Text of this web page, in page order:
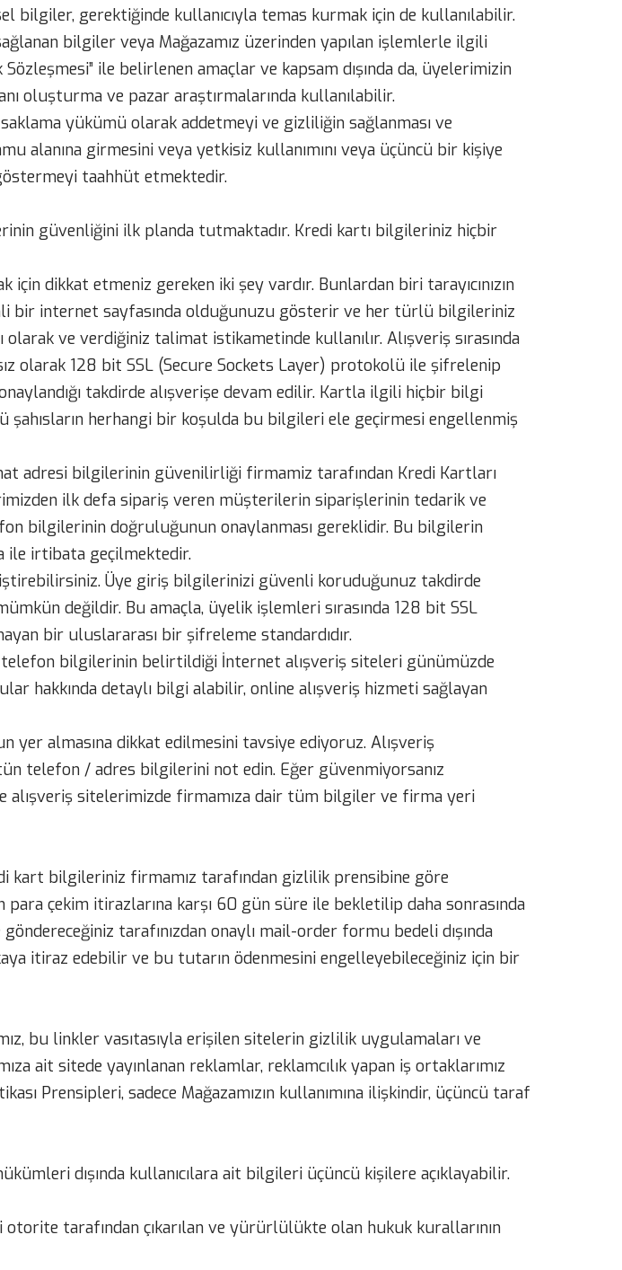
bilgiler, gerektiğinde kullanıcıyla temas kurmak için de kullanılabilir.
bilgiler veya Mağazamız üzerinden yapılan işlemlerle ilgili
ile belirlenen amaçlar ve kapsam dışında da, üyelerimizin
oluşturma ve pazar araştırmalarında kullanılabilir.
yükümü olarak addetmeyi ve gizliliğin sağlanması ve
alanına girmesini veya yetkisiz kullanımını veya üçüncü bir kişiye
taahhüt etmektedir.
güvenliğini ilk planda tutmaktadır. Kredi kartı bilgileriniz hiçbir
dikkat etmeniz gereken iki şey vardır. Bunlardan biri tarayıcınızın
bir internet sayfasında olduğunuzu gösterir ve her türlü bilgileriniz
ve verdiğiniz talimat istikametinde kullanılır. Alışveriş sırasında
olarak 128 bit SSL (Secure Sockets Layer) protokolü ile şifrelenip
takdirde alışverişe devam edilir. Kartla ilgili hiçbir bilgi
şahısların herhangi bir koşulda bu bilgileri ele geçirmesi engellenmiş
adresi bilgilerinin güvenilirliği firmamiz tarafından Kredi Kartları
ilk defa sipariş veren müşterilerin siparişlerinin tedarik ve
bilgilerinin doğruluğunun onaylanması gereklidir. Bu bilgilerin
ile irtibata geçilmektedir.
Üye giriş bilgilerinizi güvenli koruduğunuz takdirde
değildir. Bu amaçla, üyelik işlemleri sırasında 128 bit SSL
bir uluslararası bir şifreleme standardıdır.
bilgilerinin belirtildiği İnternet alışveriş siteleri günümüzde
hakkında detaylı bilgi alabilir, online alışveriş hizmeti sağlayan
yer almasına dikkat edilmesini tavsiye ediyoruz. Alışveriş
telefon / adres bilgilerini not edin. Eğer güvenmiyorsanız
alışveriş sitelerimizde firmamıza dair tüm bilgiler ve firma yeri
kart bilgileriniz firmamız tarafından gizlilik prensibine göre
çekim itirazlarına karşı 60 gün süre ile bekletilip daha sonrasında
tarafınızdan onaylı mail-order formu bedeli dışında
itiraz edebilir ve bu tutarın ödenmesini engelleyebileceğiniz için bir
bu linkler vasıtasıyla erişilen sitelerin gizlilik uygulamaları ve
ait sitede yayınlanan reklamlar, reklamcılık yapan iş ortaklarımız
Prensipleri, sadece Mağazamızın kullanımına ilişkindir, üçüncü taraf
dışında kullanıcılara ait bilgileri üçüncü kişilere açıklayabilir.
tarafından çıkarılan ve yürürlülükte olan hukuk kurallarının